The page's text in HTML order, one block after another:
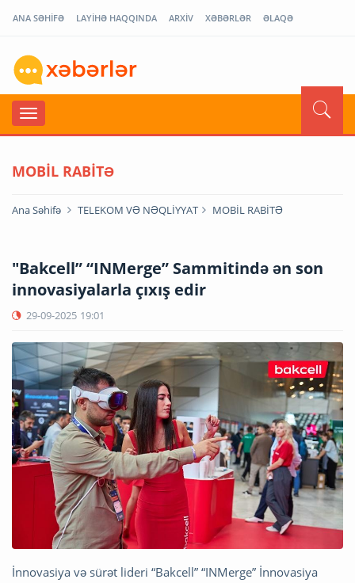
ANA SƏHİFƏ LAYİHƏ HAQQINDA ARXİV XƏBƏRLƏR ƏLAQƏ
MOBİL RABİTƏ
Ana Səhifə TELEKOM VƏ NƏQLİYYAT MOBİL RABİTƏ
"Bakcell” “INMerge” Sammitində ən son
innovasiyalarla çıxış edir
29-09-2025 19:01
İnnovasiya və sürət lideri “Bakcell” “INMerge” İnnovasiya